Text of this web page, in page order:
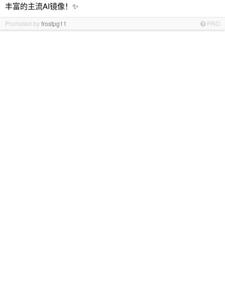
丰富的主流AI镜像！✨
Promoted byfrostpg11 PRO